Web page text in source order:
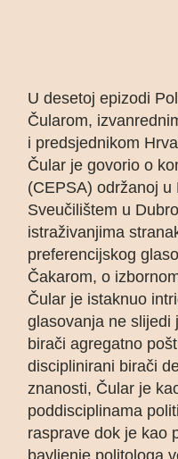
U desetoj epizodi
Čularom,
i predsjednikom
Čular je govorio o
(CEPSA) održanoj
Sveučilištem u
istraživanjima
preferencijskog
Čakarom, o
Čular je istaknuo
glasovanja ne slijedi
birači agregatno
disciplinirani birači
znanosti, Čular je
poddisciplinama
rasprave dok je kao
bavljenje politologa